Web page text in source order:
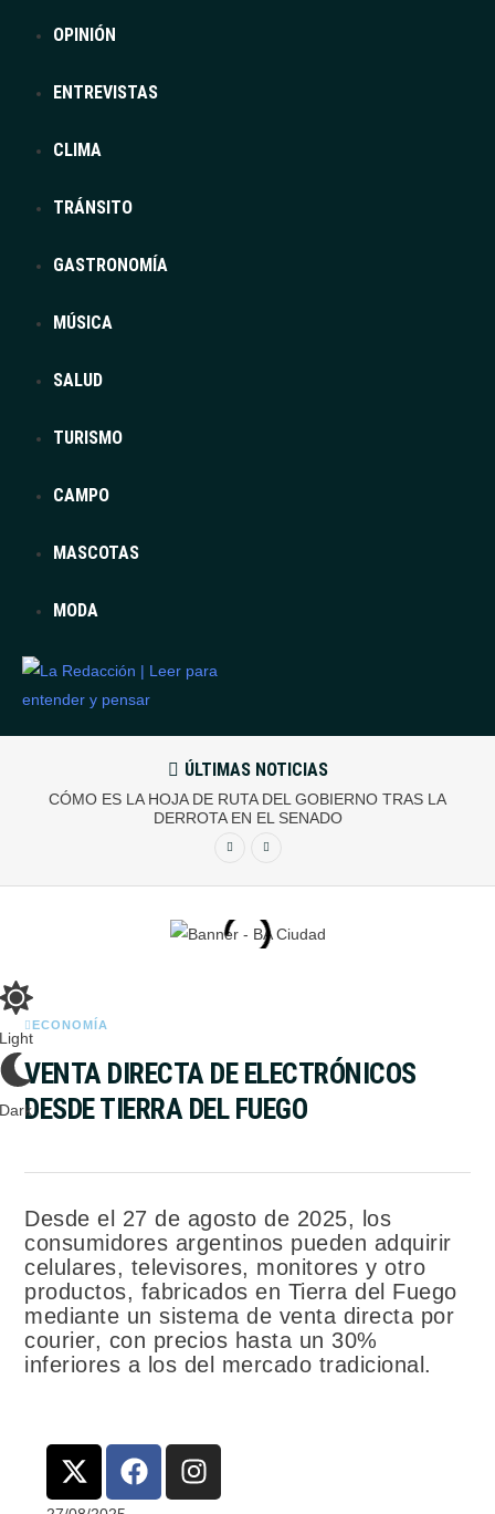
Light
Dark
OPINIÓN
ENTREVISTAS
CLIMA
TRÁNSITO
GASTRONOMÍA
MÚSICA
SALUD
TURISMO
CAMPO
MASCOTAS
MODA
ÚLTIMAS NOTICIAS
CÓMO ES LA HOJA DE RUTA DEL GOBIERNO TRAS LA
DERROTA EN EL SENADO
ECONOMÍA
VENTA DIRECTA DE ELECTRÓNICOS
DESDE TIERRA DEL FUEGO
Desde el 27 de agosto de 2025, los
consumidores argentinos pueden adquirir
celulares, televisores, monitores y otro
productos, fabricados en Tierra del Fuego
mediante un sistema de venta directa por
courier, con precios hasta un 30%
inferiores a los del mercado tradicional.